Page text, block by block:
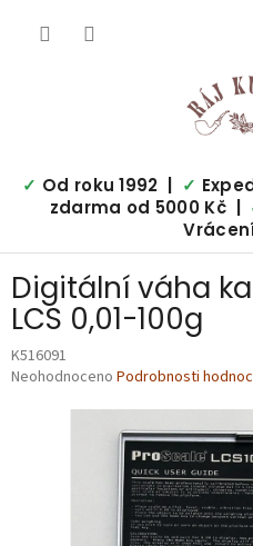
✓ Od roku 1992 | ✓
zdarma od 5000 Kč |
Digitální váha
LCS 0,01-100g
K516091
Průměrné
Neohodnoceno Podrobnosti